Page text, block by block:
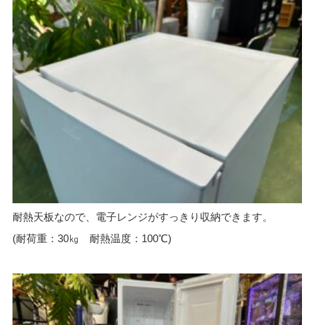
耐熱天板なので、電子レンジがすっきり収納できます。
(耐荷重：30㎏ 耐熱温度：100℃)